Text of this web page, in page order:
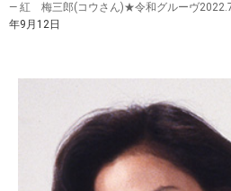
— 紅 梅三郎(コウさん)★令和グルーヴ
年9月12日